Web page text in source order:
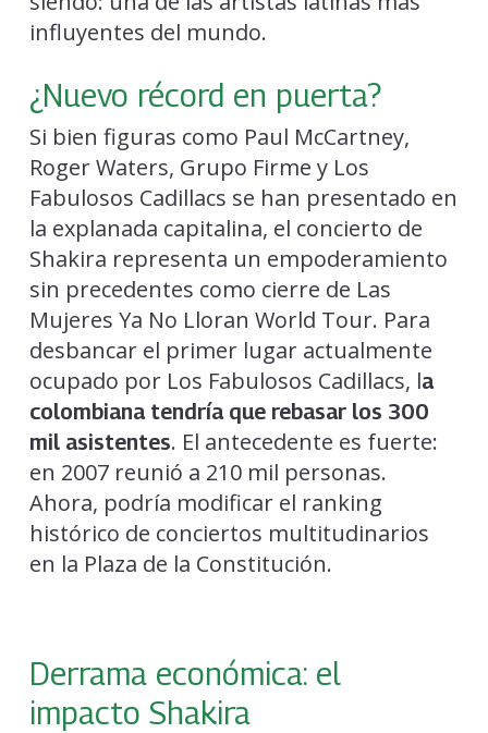
influyentes del mundo.
¿Nuevo récord en puerta?
Si bien figuras como Paul McCartney,
Roger Waters, Grupo Firme y Los
Fabulosos Cadillacs se han presentado en
la explanada capitalina, el concierto de
Shakira representa un empoderamiento
sin precedentes como cierre de Las
Mujeres Ya No Lloran World Tour. Para
desbancar el primer lugar actualmente
ocupado por Los Fabulosos Cadillacs, la
colombiana tendría que rebasar los 300
mil asistentes. El antecedente es fuerte:
en 2007 reunió a 210 mil personas.
Ahora, podría modificar el ranking
histórico de conciertos multitudinarios
en la Plaza de la Constitución.
Derrama económica: el
impacto Shakira